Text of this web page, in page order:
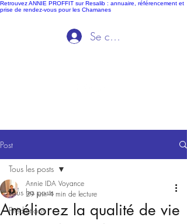
Retrouvez ANNIE PROFFIT sur Resalib : annuaire, référencement et
prise de rendez-vous pour les Chamanes
Ida Voyance Se connecter
Post
Tous les posts
Prédictions
Tous les posts
Améliorez la qualité de vie
Annie IDA Voyance
29 juin 4 min de lecture